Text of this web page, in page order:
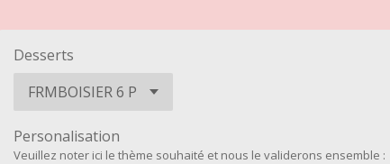
Desserts
Personalisation
Veuillez noter ici le thème souhaité et nous le validerons ensemble :